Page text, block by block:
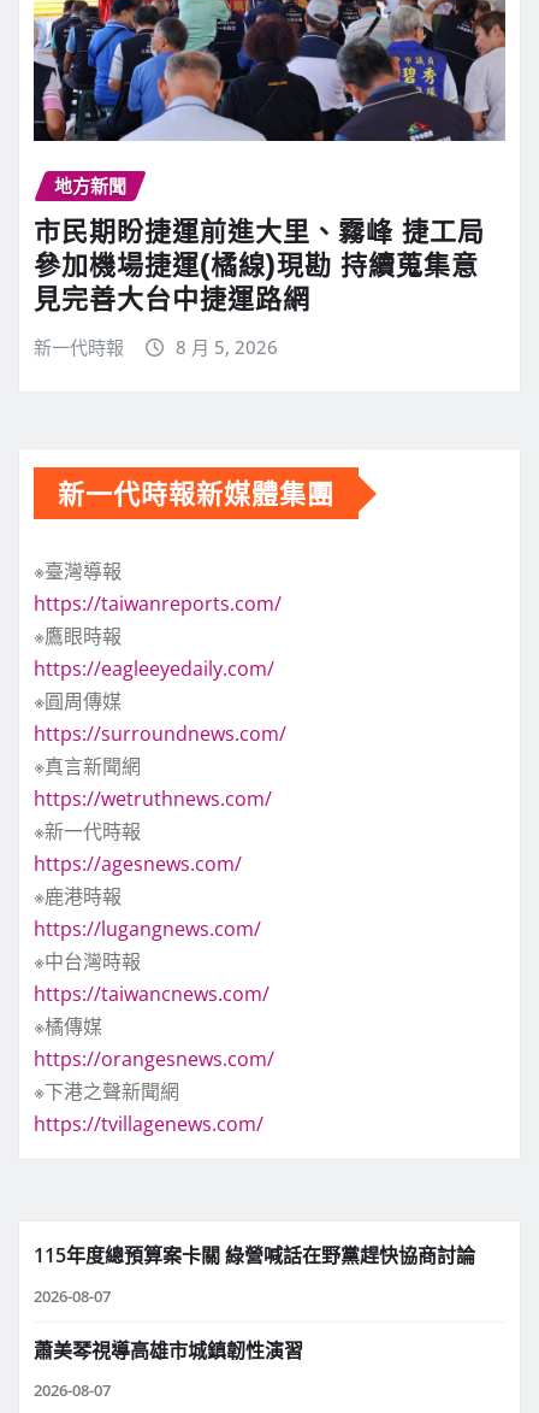
地方新聞
市民期盼捷運前進大里、霧峰 捷工局
參加機場捷運(橘線)現勘 持續蒐集意
見完善大台中捷運路網
新一代時報 8 月 5, 2026
新一代時報新媒體集團
※臺灣導報
https://taiwanreports.com/
※鷹眼時報
https://eagleeyedaily.com/
※圓周傳媒
https://surroundnews.com/
※真言新聞網
https://wetruthnews.com/
※新一代時報
https://agesnews.com/
※鹿港時報
https://lugangnews.com/
※中台灣時報
https://taiwancnews.com/
※橘傳媒
https://orangesnews.com/
※下港之聲新聞網
https://tvillagenews.com/
115年度總預算案卡關 綠營喊話在野黨趕快協商討論
2026-08-07
蕭美琴視導高雄市城鎮韌性演習
2026-08-07